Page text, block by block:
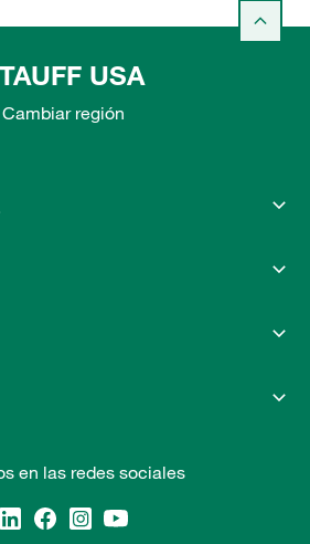
USA
Cambiar región
en las redes sociales